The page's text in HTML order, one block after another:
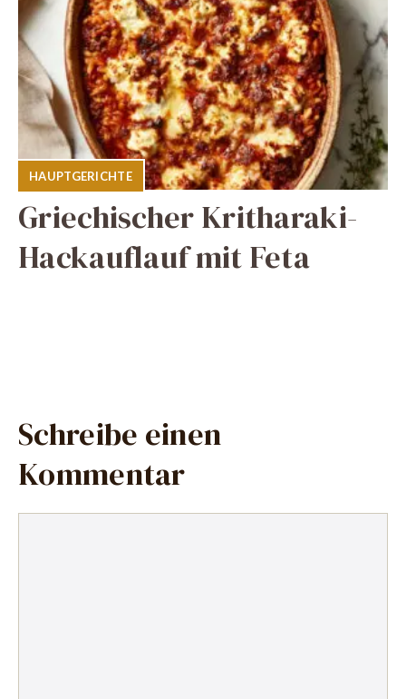
HAUPTGERICHTE
Griechischer Kritharaki-
Hackauflauf mit Feta
Schreibe einen
Kommentar